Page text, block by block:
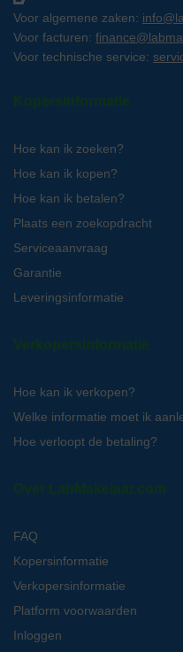
Voor algemene zaken:
Voor facturen:
Voor technische service:
Kopersinformatie
Hoe kan ik zoeken?
Hoe kan ik kopen?
Hoe kan ik betalen?
Plaats een zoekopdracht
Serviceaanvraag
Garantie
Leveringsinformatie
Verkopersinformatie
Hoe kan ik verkopen?
Welke informatie moet ik
Hoe verloopt de betaling?
Over LabMakelaar.com
FAQ
Kopersinformatie
Verkopersinformatie
Platform voorwaarden
Inloggen